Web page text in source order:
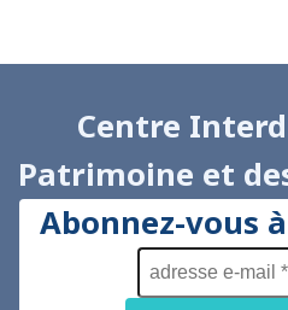
Centre
Patrimoine et
Abonnez-vous
e-